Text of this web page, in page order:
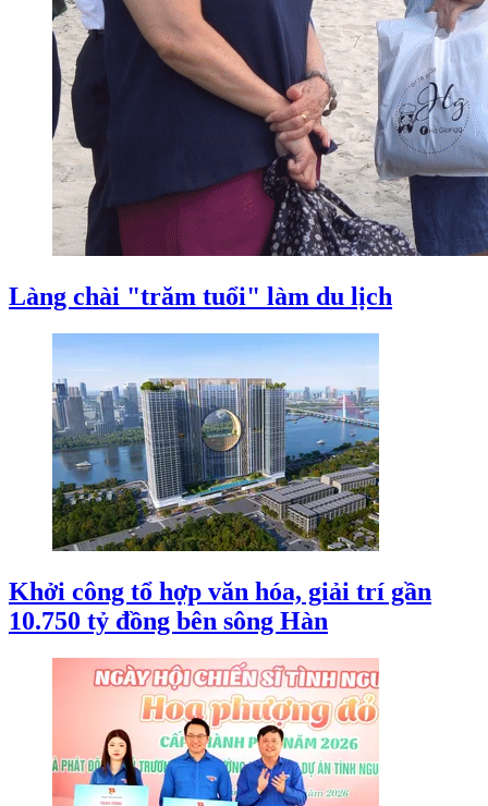
Làng chài "trăm tuổi" làm du lịch
Khởi công tổ hợp văn hóa, giải trí gần
10.750 tỷ đồng bên sông Hàn